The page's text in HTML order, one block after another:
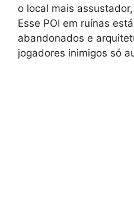
o local mais assustador,
Esse POI em ruínas
abandonados e
jogadores inimigos só